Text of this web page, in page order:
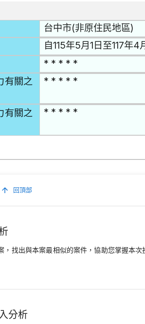
台中市(非原住民地區)
自115年5月1日至117年4
* * * * *
有關之
* * * * *
有關之
* * * * *
回頂部
，找出與本案最相似的案件，協助您掌握本次
分析